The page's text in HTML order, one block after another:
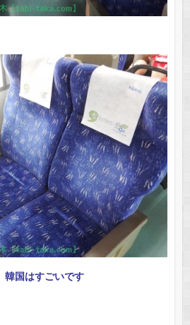
韓国はすごいです